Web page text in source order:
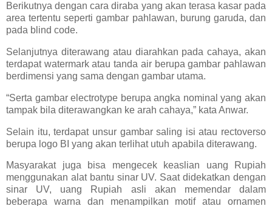
Berikutnya dengan cara diraba yang akan terasa kasar pada
area tertentu seperti gambar pahlawan, burung garuda, dan
pada blind code.
Selanjutnya diterawang atau diarahkan pada cahaya, akan
terdapat watermark atau tanda air berupa gambar pahlawan
berdimensi yang sama dengan gambar utama.
“Serta gambar electrotype berupa angka nominal yang akan
tampak bila diterawangkan ke arah cahaya,” kata Anwar.
Selain itu, terdapat unsur gambar saling isi atau rectoverso
berupa logo BI yang akan terlihat utuh apabila diterawang.
Masyarakat juga bisa mengecek keaslian uang Rupiah
menggunakan alat bantu sinar UV. Saat didekatkan dengan
sinar UV, uang Rupiah asli akan memendar dalam
beberapa warna dan menampilkan motif atau ornamen